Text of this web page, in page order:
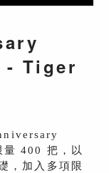
- Tiger
400 把，以
，加入多項限